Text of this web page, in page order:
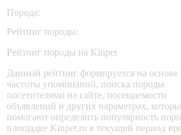
Порода:
Рейтинг породы:
Рейтинг породы на Kinpet
Данный рейтинг формируется на основе
частоты упоминаний, поиска породы
посетителями на сайте, посещаемости
объявлений и других параметрах,
помогают определить популярность
площадке Kinpet.ru в текущий период